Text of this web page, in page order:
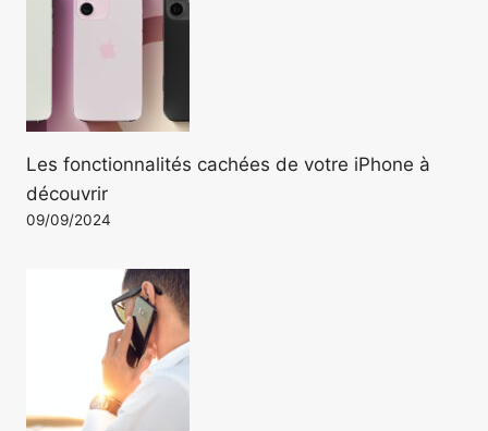
Les fonctionnalités cachées de votre iPhone à
découvrir
09/09/2024